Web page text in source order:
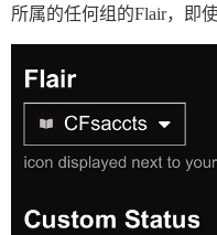
所属的任何组的Flair，即